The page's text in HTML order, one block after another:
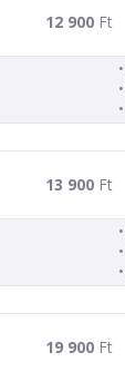
12 900Ft
13 900Ft
19 900Ft